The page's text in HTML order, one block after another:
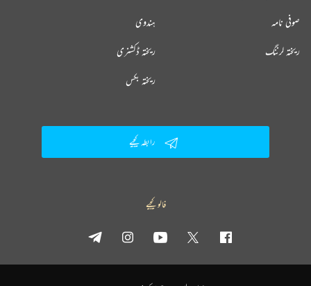
ہندوی صوفی نامہ
ریختہ ڈکشنری ریختہ لرننگ
ریختہ بکس
رابطہ کیجیے
فالو کیجیے